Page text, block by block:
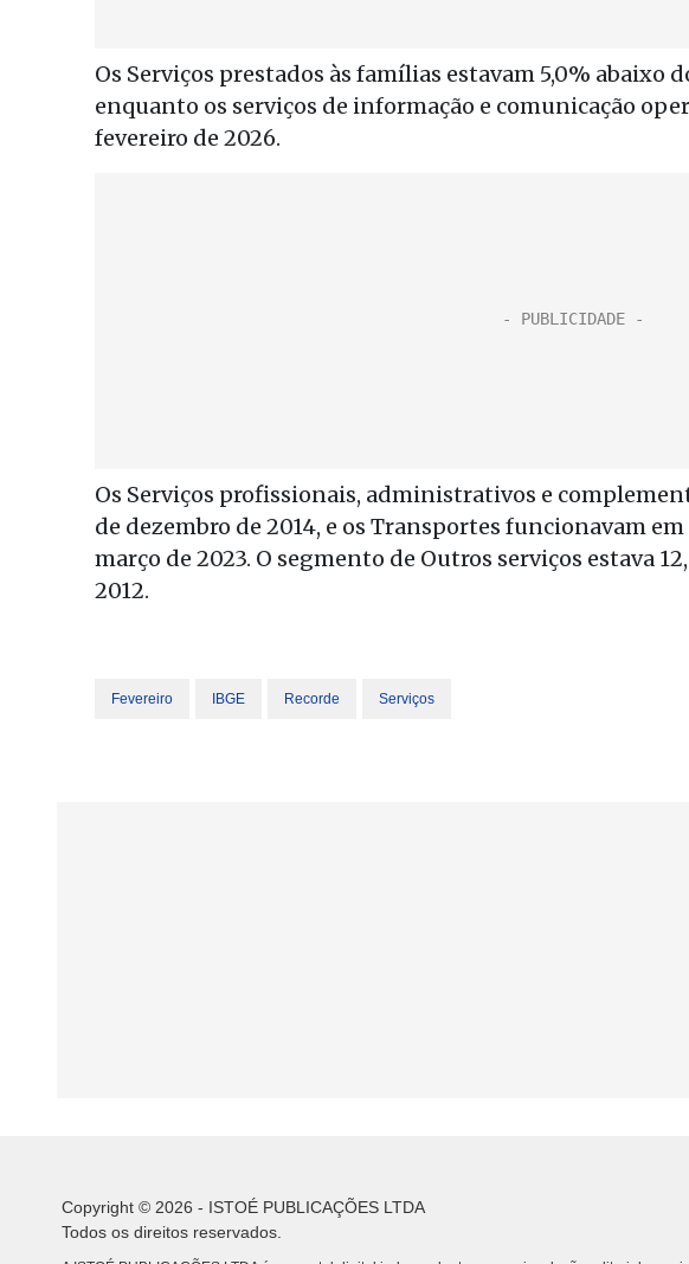
Os Serviços prestados às famílias estavam 5,0% abaixo
enquanto os serviços de informação e comunicação
fevereiro de 2026.
Os Serviços profissionais, administrativos e
de dezembro de 2014, e os Transportes funcionavam
março de 2023. O segmento de Outros serviços estava
2012.
Fevereiro IBGE Recorde Serviços
Copyright © 2026 - ISTOÉ PUBLICAÇÕES LTDA
Todos os direitos reservados.